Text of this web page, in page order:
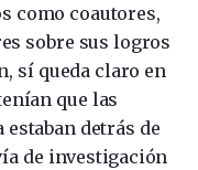
como coautores,
sobre sus logros
sí queda claro en
que las
detrás de
de investigación